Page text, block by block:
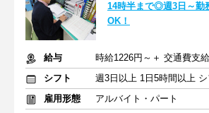
14時半まで◎週3日～勤
OK！
給与
シフト
雇用形態
アルバイト・パート